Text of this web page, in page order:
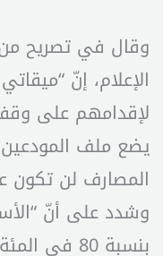
وقال في تصريح
الإعلام، إنّ
لإقدامهم على
يضع ملف
المصارف لن
وشدد على أنّ
بنسبة 80 في المئة مرفوض رفضاً قاطعاً”.